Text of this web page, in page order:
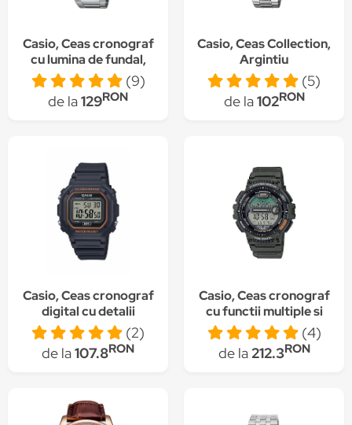
Casio, Ceas cronograf
cu lumina de fundal,
Argintiu (9)
de la129RON
Casio, Ceas Collection,
Argintiu
(5)
de la102RON
Casio, Ceas cronograf
digital cu detalii
contrastante, Gri
inchis
(2)
de la107.8RON
Casio, Ceas cronograf
cu functii multiple si
pentru pescuit, Negru
(4)
de la212.3RON